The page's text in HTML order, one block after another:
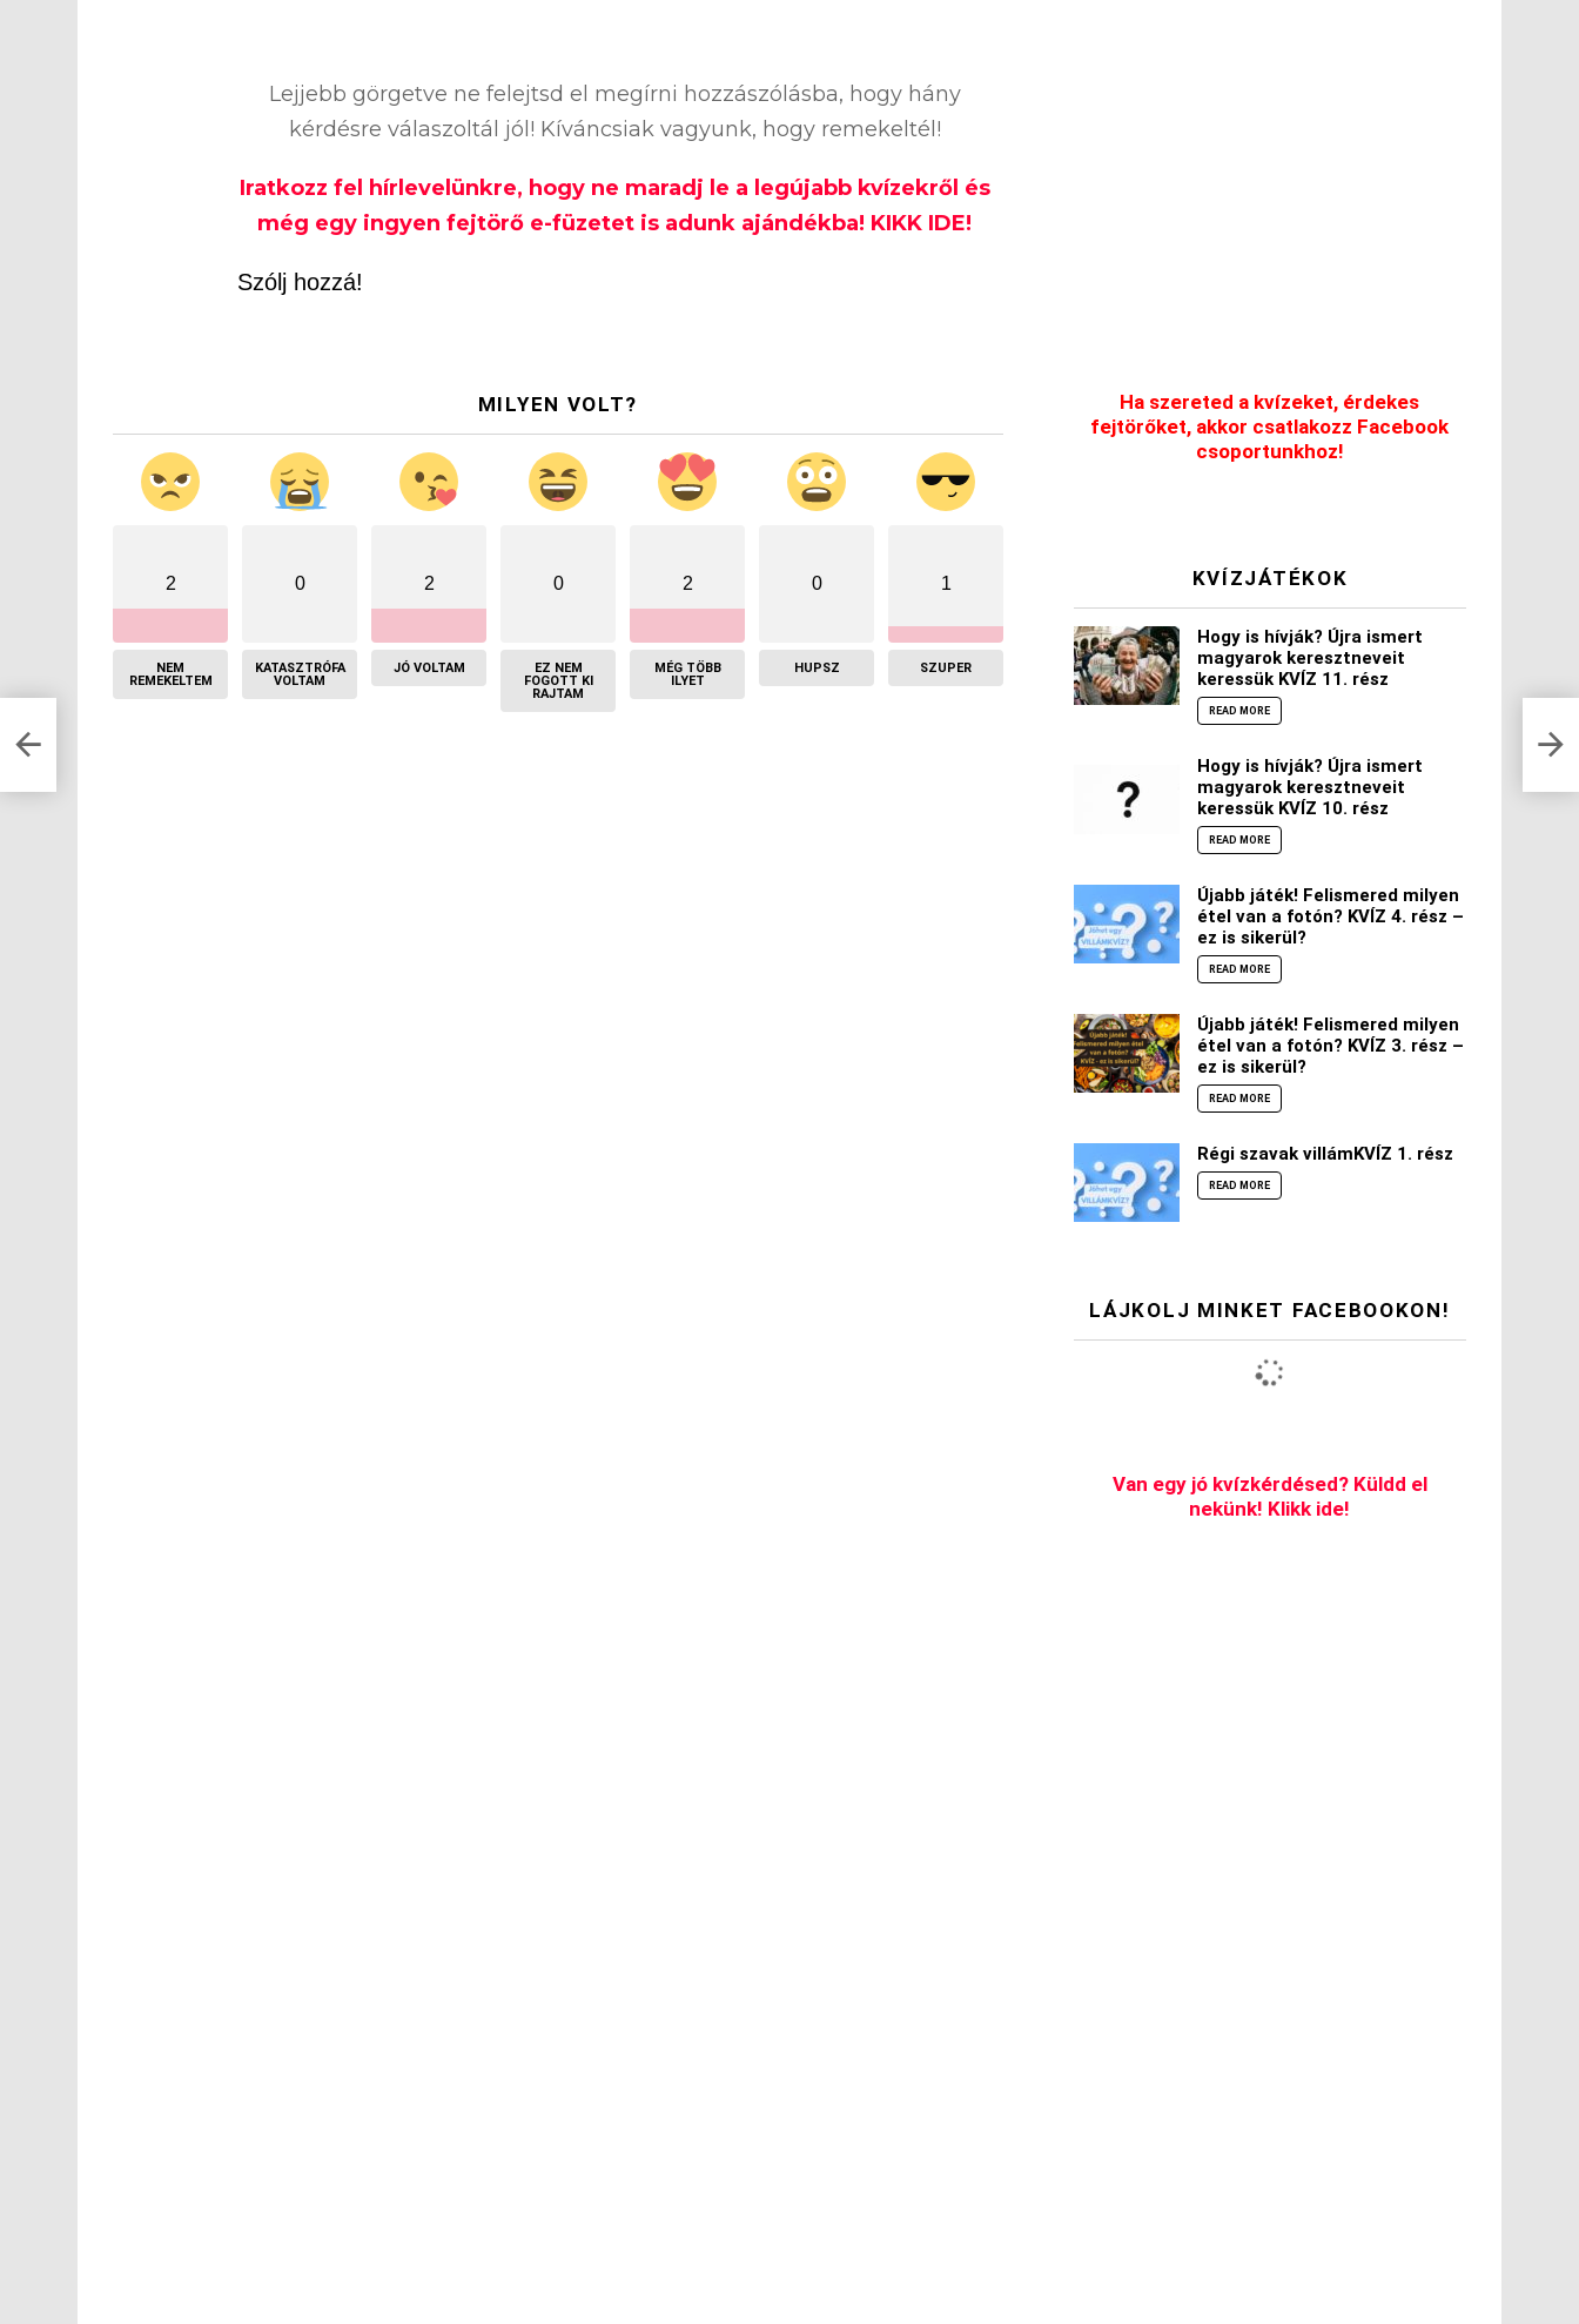
Lejjebb görgetve ne felejtsd el megírni hozzászólásba, hogy hány
kérdésre válaszoltál jól! Kíváncsiak vagyunk, hogy remekeltél!
Iratkozz fel hírlevelünkre, hogy ne maradj le a legújabb kvízekről és
még egy ingyen fejtörő e-füzetet is adunk ajándékba! KIKK IDE!
Szólj hozzá!
MILYEN VOLT?
2
NEM
REMEKELTEM
0
KATASZTRÓFA
VOLTAM
2
JÓ VOLTAM
0
EZ NEM
FOGOTT KI
RAJTAM
2
MÉG TÖBB
ILYET
0
HUPSZ
1
SZUPER
Ha szereted a kvízeket, érdekes
fejtörőket, akkor csatlakozz Facebook
csoportunkhoz!
KVÍZJÁTÉKOK
Hogy is hívják? Újra ismert
magyarok keresztneveit
keressük KVÍZ 11. rész
READ MORE
Hogy is hívják? Újra ismert
magyarok keresztneveit
keressük KVÍZ 10. rész
READ MORE
Újabb játék! Felismered milyen
étel van a fotón? KVÍZ 4. rész –
ez is sikerül?
READ MORE
Újabb játék! Felismered milyen
étel van a fotón? KVÍZ 3. rész –
ez is sikerül?
READ MORE
Régi szavak villámKVÍZ 1. rész
READ MORE
LÁJKOLJ MINKET FACEBOOKON!
Van egy jó kvízkérdésed? Küldd el
nekünk! Klikk ide!